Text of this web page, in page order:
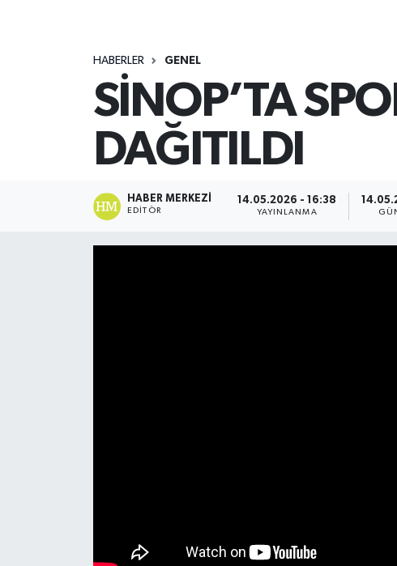
HABERLER GENEL
SİNOP’TA
DAĞITILDI
HABER MERKEZI
EDITÖR
14.05.2026 - 16:38
YAYINLANMA